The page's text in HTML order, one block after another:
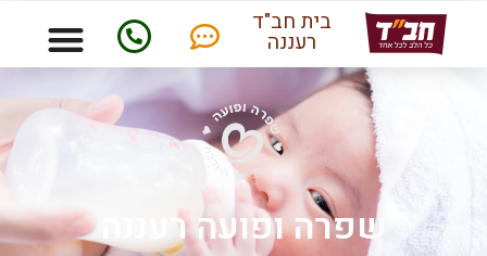
בית חב"ד
רעננה
שפרה ופועה רעננה